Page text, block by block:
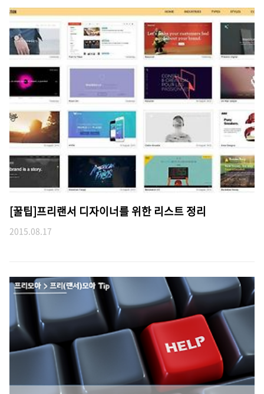
[꿀팁]프리랜서 디자이너를 위한 리스트 정리
2015.08.17